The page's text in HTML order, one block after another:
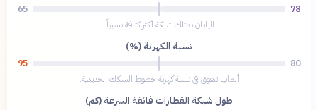
78
65
اليابان تمتلك شبكة أكثر كثافة نسبياً.
نسبة الكهربة (%)
80
95
ألمانيا تتفوق في نسبة كهربة خطوط السكك الحديدية.
طول شبكة القطارات فائقة السرعة (كم)